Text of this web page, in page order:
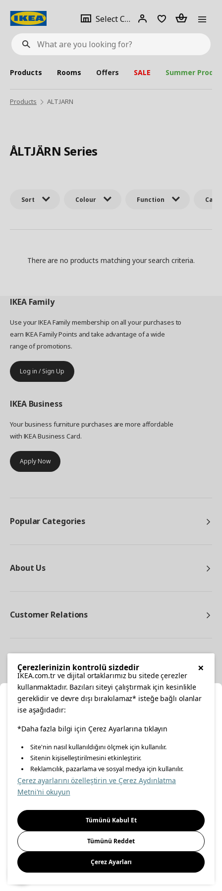
What
are
looking
for?
Select City Select
city
Login Piece(s)
Products Rooms Offers SALE Summer
Products ALTJARN
ÅLTJÄRN Series
Sort Colour Function
There are no products matching your search criteria.
IKEA Family
Use your IKEA Family membership on all your purchases to
earn IKEA Family Points and take advantage of a wide
range of promotions.
Log in / Sign Up
IKEA Business
Your business furniture purchases are more affordable
with IKEA Business Card.
Apply Now
Popular Categories
About Us
Customer Relations
facebooktwitterinstagrampinterestyoutube
linkedin
Energy Policy Information Security Policy
Food Safety Policy
Important Notice Privacy Agreement Personal Data Protection
Cookie Policy
© Inter IKEA Systems B.V 1999-
Select Location
Please select to see the content specific to your delivery
location for your orders from Online Store.
Select a city first
Please select
Save
×
Çerezlerinizin kontrolü sizdedir
IKEA.com.tr ve dijital ortaklarımız bu sitede çerezler
kullanmaktadır. Bazıları siteyi çalıştırmak için kesinlikle
gereklidir ve devre dışı bırakılamaz* isteğe bağlı olanlar
ise aşağıdadır:
*Daha fazla bilgi için Çerez Ayarlarına tıklayın
Site'nin nasıl kullanıldığını ölçmek için kullanılır.
Sitenin kişiselleştirilmesini etkinleştirir.
Reklamcılık, pazarlama ve sosyal medya için kullanılır.
Çerez ayarlarını özelleştirin ve Çerez Aydınlatma
Metni'ni okuyun
Tümünü Kabul Et
Tümünü Reddet
Çerez Ayarları